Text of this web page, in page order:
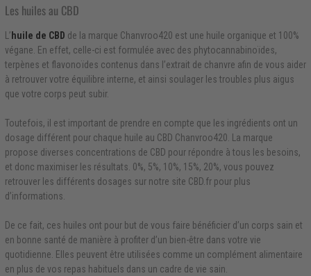
Les huiles au CBD
L’ huile de CBD de la marque Chanvroo420 est une huile organique et 100%
végane. En effet, celle-ci est formulée avec des phytocannabinoïdes,
terpènes et flavonoïdes contenus dans l’extrait de chanvre afin de vous aider
à retrouver votre équilibre interne, et ainsi soulager les troubles plus aigus
que votre corps peut subir.
Toutefois, il est important de prendre en compte que les ingrédients ont un
dosage différent pour chaque huile au CBD Chanvroo420. La marque
propose diverses concentrations de CBD pour répondre à tous les besoins,
et donc maximiser les résultats. 0%, 5%, 10%, 15%, 20%, vous pouvez
retrouver les différents dosages sur notre site CBD.fr pour plus
d’informations.
De ce fait, ces huiles ont pour but de vous faire bénéficier d’un corps sain et
en bonne santé de manière à profiter d’un bien-être dans votre vie
quotidienne. Elles peuvent être utilisées comme un complément alimentaire
en plus de vos repas habituels dans un cadre de vie sain.